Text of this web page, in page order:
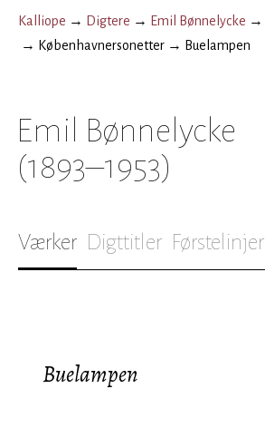
Kalliope → Digtere → Emil Bønnelycke →
→ Københavnersonetter → Buelampen
Emil Bønnelycke
(1893–1953)
Værker Digttitler Førstelinjer
Buelampen